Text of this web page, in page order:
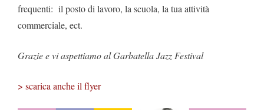
frequenti: il posto di lavoro, la scuola, la tua attività
commerciale, ect.
Grazie e vi aspettiamo al Garbatella Jazz Festival
> scarica anche il flyer